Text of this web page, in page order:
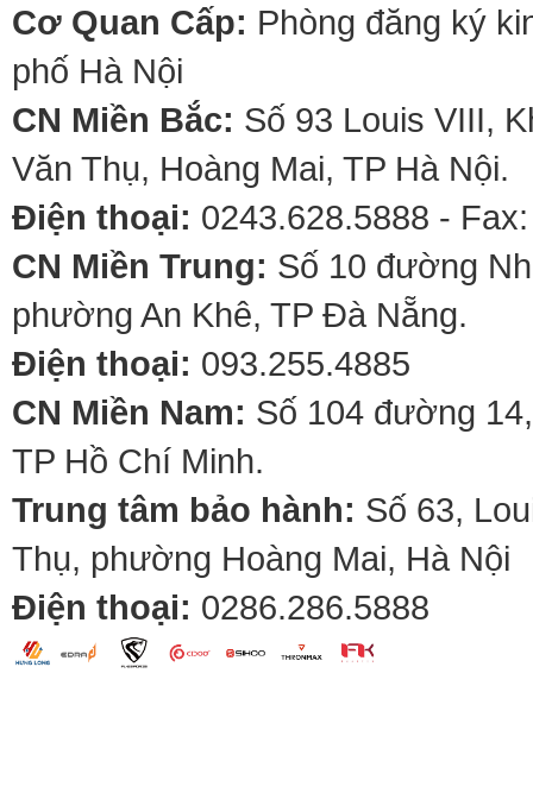
Cơ Quan Cấp: Phòng đăng ký
phố Hà Nội
CN Miền Bắc: Số 93 Louis VIII,
Văn Thụ, Hoàng Mai, TP Hà Nội.
Điện thoại: 0243.628.5888 -
CN Miền Trung: Số 10 đường
phường An Khê, TP Đà Nẵng.
Điện thoại: 093.255.4885
CN Miền Nam: Số 104 đường
TP Hồ Chí Minh.
Trung tâm bảo hành: Số 63,
Thụ, phường Hoàng Mai, Hà Nội
Điện thoại: 0286.286.5888